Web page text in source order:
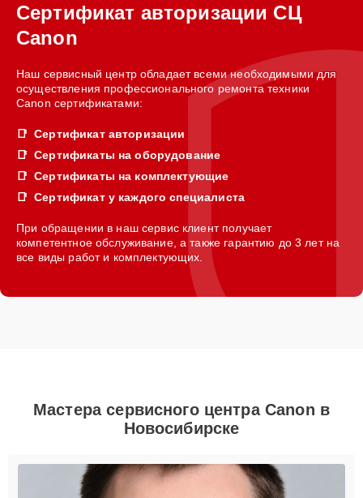
Сертификат авторизации СЦ
Canon
Наш сервисный центр обладает всеми необходимыми для
осуществления профессионального ремонта техники
Canon сертификатами:
Сертификат авторизации
Сертификаты на оборудование
Сертификаты на комплектующие
Сертификат у каждого специалиста
При обращении в наш сервис клиент получает
компетентное обслуживание, а также гарантию до 3 лет на
все виды работ и комплектующих.
Мастера сервисного центра Canon в
Новосибирске